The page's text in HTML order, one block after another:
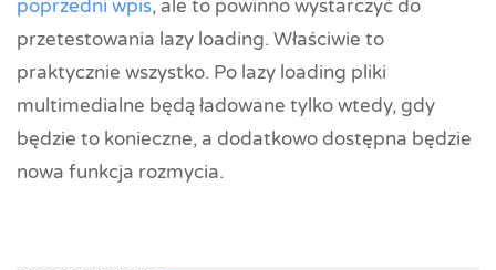
poprzedni wpis, ale to powinno wystarczyć do
przetestowania lazy loading. Właściwie to
praktycznie wszystko. Po lazy loading pliki
multimedialne będą ładowane tylko wtedy, gdy
będzie to konieczne, a dodatkowo dostępna będzie
nowa funkcja rozmycia.